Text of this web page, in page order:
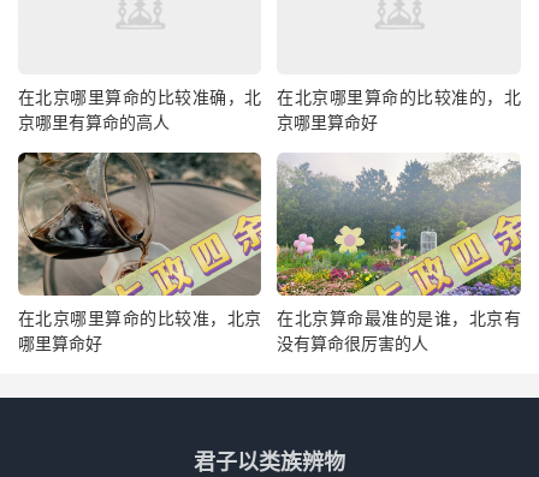
在北京哪里算命的比较准确，北
京哪里有算命的高人
在北京哪里算命的比较准的，北
京哪里算命好
在北京哪里算命的比较准，北京
哪里算命好
在北京算命最准的是谁，北京有
没有算命很厉害的人
君子以类族辨物